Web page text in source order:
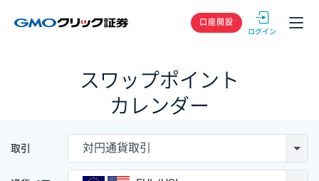
GMOクリック
口座開設
スワップポイント
カレンダー
取引 対円通貨取引